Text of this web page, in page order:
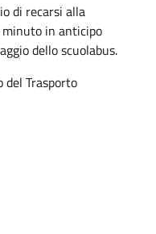
di recarsi alla
in anticipo
dello scuolabus.
del Trasporto